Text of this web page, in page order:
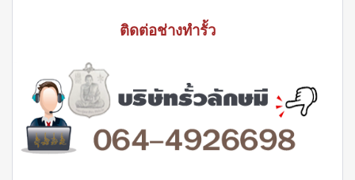
ติดต่อช่างทำรั้ว